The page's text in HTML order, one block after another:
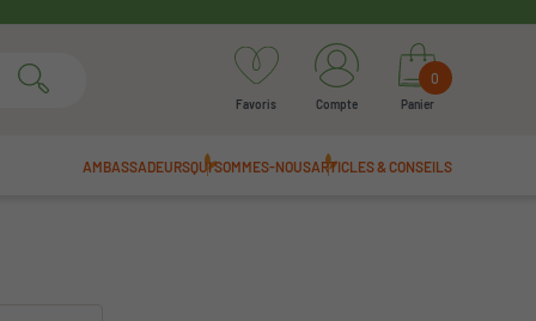
Favoris Compte
0
Panier
AMBASSADEURSQUI SOMMES-NOUSARTICLES & CONSEILS